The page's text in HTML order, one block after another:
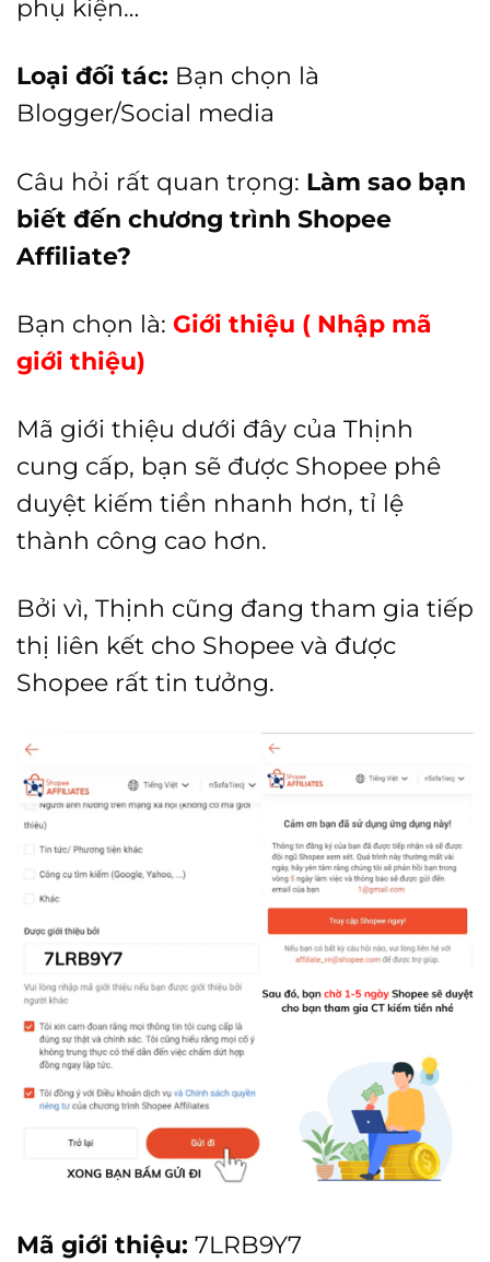
phụ kiện…
Loại đối tác: Bạn chọn là
Blogger/Social media
Câu hỏi rất quan trọng: Làm sao bạn
biết đến chương trình Shopee
Affiliate?
Bạn chọn là: Giới thiệu ( Nhập mã
giới thiệu)
Mã giới thiệu dưới đây của Thịnh
cung cấp, bạn sẽ được Shopee phê
duyệt kiếm tiền nhanh hơn, tỉ lệ
thành công cao hơn.
Bởi vì, Thịnh cũng đang tham gia tiếp
thị liên kết cho Shopee và được
Shopee rất tin tưởng.
Mã giới thiệu: 7LRB9Y7